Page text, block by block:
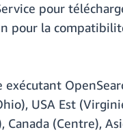
pour
pour la
USA Est
Canada (Centre),